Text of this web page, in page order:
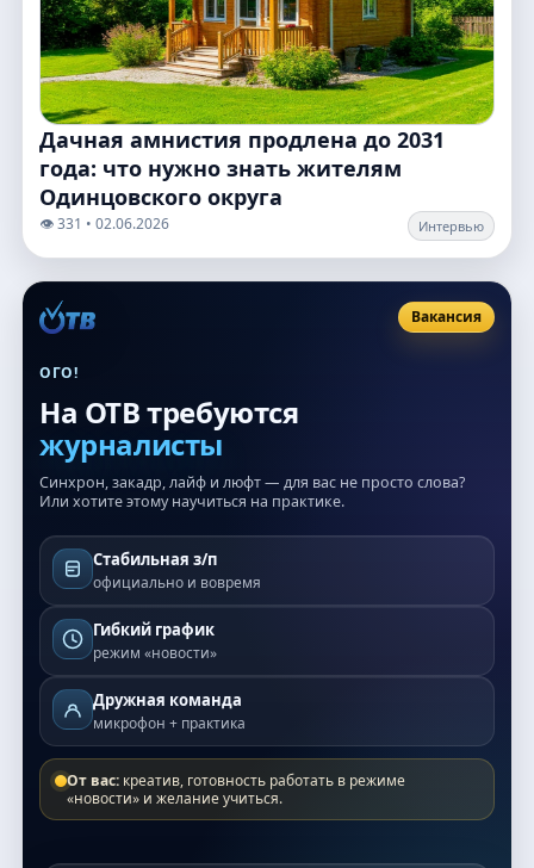
Дачная амнистия продлена до 2031
года: что нужно знать жителям
Одинцовского округа
👁️ 331 • 02.06.2026 Интервью
Вакансия
ОГО!
На ОТВ требуются
журналисты
Синхрон, закадр, лайф и люфт — для вас не просто слова?
Или хотите этому научиться на практике.
Стабильная з/п
официально и вовремя
Гибкий график
режим «новости»
Дружная команда
микрофон + практика
От вас: креатив, готовность работать в режиме
«новости» и желание учиться.